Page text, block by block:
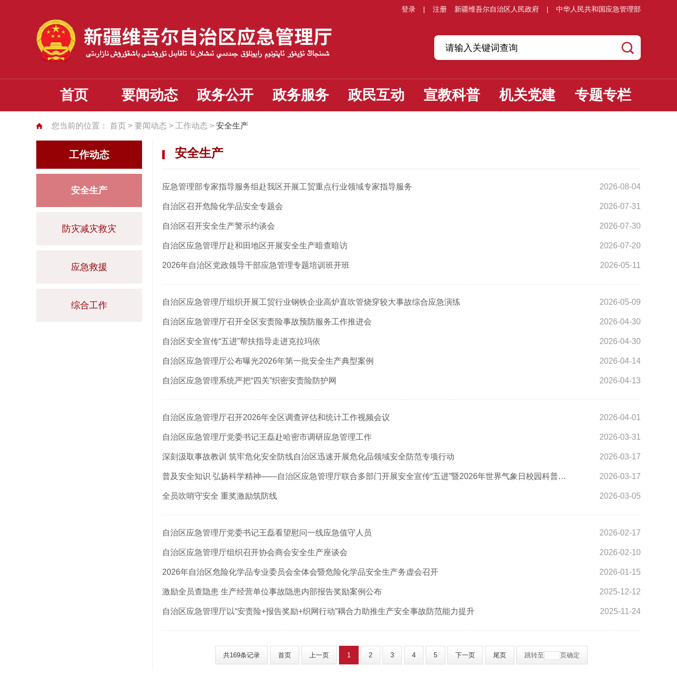
登录 | 注册 新疆维吾尔自治区人民政府 | 中华人民共和国应急管理部
首页 要闻动态 政务公开 政务服务 政民互动 宣教科普 机关党建 专题专栏
您当前的位置： 首页 > 要闻动态 > 工作动态 > 安全生产
工作动态
安全生产
防灾减灾救灾
应急救援
综合工作
安全生产
应急管理部专家指导服务组赴我区开展工贸重点行业领域专家指导服务 2026-08-04
自治区召开危险化学品安全专题会 2026-07-31
自治区召开安全生产警示约谈会 2026-07-30
自治区应急管理厅赴和田地区开展安全生产暗查暗访 2026-07-20
2026年自治区党政领导干部应急管理专题培训班开班 2026-05-11
自治区应急管理厅组织开展工贸行业钢铁企业高炉直吹管烧穿较大事故综合应急演练 2026-05-09
自治区应急管理厅召开全区安责险事故预防服务工作推进会 2026-04-30
自治区安全宣传“五进”帮扶指导走进克拉玛依 2026-04-30
自治区应急管理厅公布曝光2026年第一批安全生产典型案例 2026-04-14
自治区应急管理系统严把“四关”织密安责险防护网 2026-04-13
自治区应急管理厅召开2026年全区调查评估和统计工作视频会议 2026-04-01
自治区应急管理厅党委书记王磊赴哈密市调研应急管理工作 2026-03-31
深刻汲取事故教训 筑牢危化安全防线自治区迅速开展危化品领域安全防范专项行动 2026-03-17
普及安全知识 弘扬科学精神——自治区应急管理厅联合多部门开展安全宣传“五进”暨2026年世界气象日校园科普宣传活动 2026-03-17
全员吹哨守安全 重奖激励筑防线 2026-03-05
自治区应急管理厅党委书记王磊看望慰问一线应急值守人员 2026-02-17
自治区应急管理厅组织召开协会商会安全生产座谈会 2026-02-10
2026年自治区危险化学品专业委员会全体会暨危险化学品安全生产务虚会召开 2026-01-15
激励全员查隐患 生产经营单位事故隐患内部报告奖励案例公布 2025-12-12
自治区应急管理厅以“安责险+报告奖励+织网行动”耦合力助推生产安全事故防范能力提升 2025-11-24
共169条记录 首页 上一页 1 2 3 4 5 下一页 尾页 跳转至 页确定